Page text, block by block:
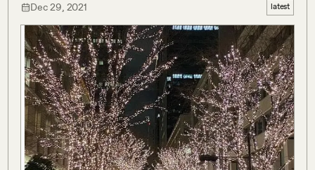
Dec 29, 2021 latest